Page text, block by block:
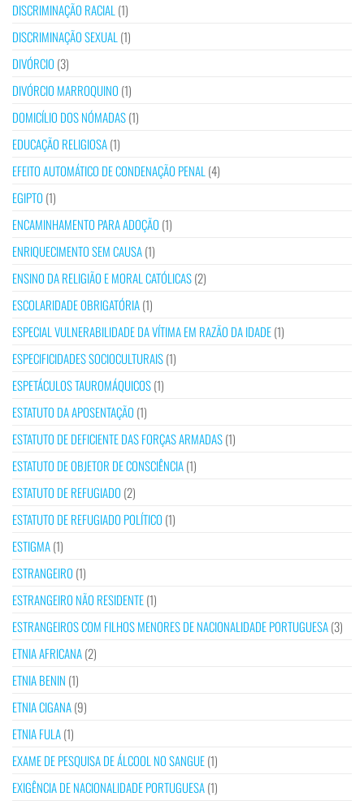
DISCRIMINAÇÃO RACIAL (1)
DISCRIMINAÇÃO SEXUAL (1)
DIVÓRCIO (3)
DIVÓRCIO MARROQUINO (1)
DOMICÍLIO DOS NÓMADAS(1)
EDUCAÇÃO RELIGIOSA(1)
EFEITO AUTOMÁTICO DE CONDENAÇÃO PENAL (4)
EGIPTO (1)
ENCAMINHAMENTO PARA ADOÇÃO (1)
ENRIQUECIMENTO SEM CAUSA(1)
ENSINO DA RELIGIÃO E MORAL CATÓLICAS(2)
ESCOLARIDADE OBRIGATÓRIA(1)
ESPECIAL VULNERABILIDADE DA VÍTIMA EM RAZÃO DA IDADE(1)
ESPECIFICIDADES SOCIOCULTURAIS(1)
ESPETÁCULOS TAUROMÁQUICOS(1)
ESTATUTO DA APOSENTAÇÃO (1)
ESTATUTO DE DEFICIENTE DAS FORÇAS ARMADAS(1)
ESTATUTO DE OBJETOR DE CONSCIÊNCIA(1)
ESTATUTO DE REFUGIADO (2)
ESTATUTO DE REFUGIADO POLÍTICO (1)
ESTIGMA(1)
ESTRANGEIRO (1)
ESTRANGEIRO NÃO RESIDENTE(1)
ESTRANGEIROS COM FILHOS MENORES DE NACIONALIDADE PORTUGUESA(3)
ETNIA AFRICANA(2)
ETNIA BENIN (1)
ETNIA CIGANA(9)
ETNIA FULA(1)
EXAME DE PESQUISA DE ÁLCOOL NO SANGUE(1)
EXIGÊNCIA DE NACIONALIDADE PORTUGUESA(1)